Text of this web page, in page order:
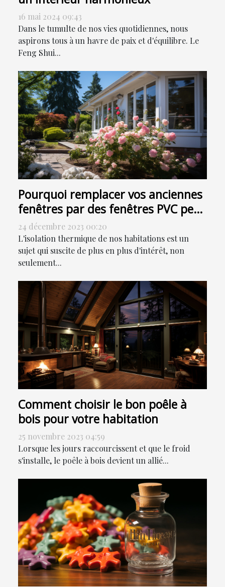
16 mai 2024 09:43
Dans le tumulte de nos vies quotidiennes, nous
aspirons tous à un havre de paix et d'équilibre. Le
Feng Shui...
Pourquoi remplacer vos anciennes
fenêtres par des fenêtres PVC peut
contribuer à la réduction de votre
facture énergétique
24 décembre 2023 00:20
L'isolation thermique de nos habitations est un
sujet qui suscite de plus en plus d'intérêt, non
seulement...
Comment choisir le bon poêle à
bois pour votre habitation
25 novembre 2023 04:59
Lorsque les jours raccourcissent et que le froid
s'installe, le poêle à bois devient un allié...